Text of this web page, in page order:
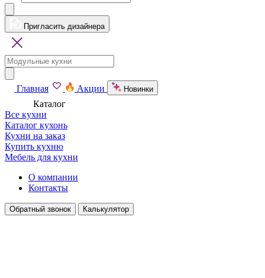
Пригласить дизайнера
Главная Акции Новинки
Каталог
Все кухни
Каталог кухонь
Кухни на заказ
Купить кухню
Мебель для кухни
О компании
Контакты
Обратный звонок Калькулятор